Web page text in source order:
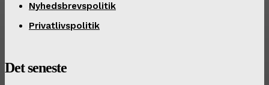
Nyhedsbrevspolitik
Privatlivspolitik
Det seneste